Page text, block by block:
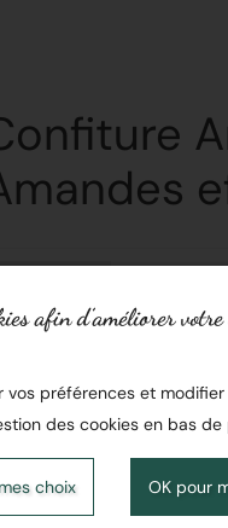
grasse sur
:
€ / piece
Ajouter au panier
afin d’améliorer votre
vos préférences et
des cookies en bas de
choix OK pour